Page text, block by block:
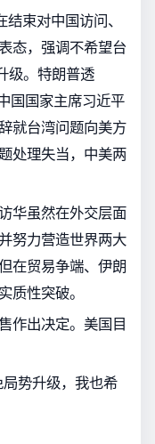
束对中国访问、
态，强调不希望台
级。特朗普透
国国家主席习近平
就台湾问题向美方
处理失当，中美两
华虽然在外交层面
努力营造世界两大
在贸易争端、伊朗
质性突破。
作出决定。美国目
势升级，我也希